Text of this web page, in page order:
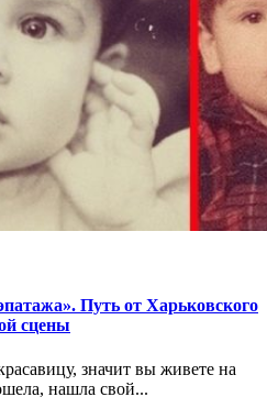
Путь от Харьковского
сцены
значит вы живете на
нашла свой...